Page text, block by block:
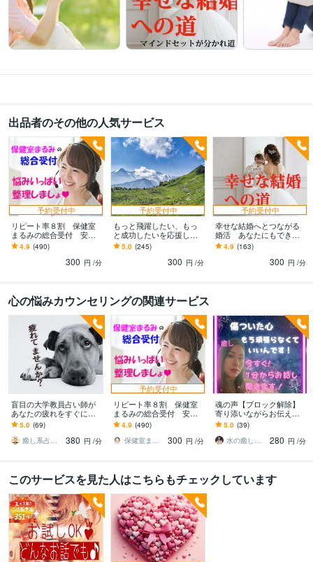
出品者のその他の人気サービス
予約受付中
リピート率８割 保健室
まるみの総合受付 安心
します どうしよう頭がグ
チャグチャ大混乱！整理
さえ出来ればもう大丈夫
4.9 (490)
300 円 /分
予約受付中
もっと飛躍したい、もっ
と成功したいを応援しま
す カウンセラーがコーチ
ングも活用。もっと幸せ
になりたい方へ。
5.0 (245)
300 円 /分
予約受付中
幸せな結婚へとつながる
婚活 あなたにもできま
す 結婚のマインドセット
を間違えていませんか？
体験からお話します
4.9 (163)
300 円 /分
心の悩みカウンセリングの関連サービス
盲目の大学教員占い師が
あなたの疲れをすぐに癒
します 公認・臨床心理士
を育てる教員が心と体と
魂の疲れに寄り添います
5.0 (69)
癒し系占い師 まるタロー
380 円 /分
予約受付中
リピート率８割 保健室
まるみの総合受付 安心
します どうしよう頭がグ
チャグチャ大混乱！整理
さえ出来ればもう大丈夫
4.9 (490)
保健室まるみ
300 円 /分
魂の声【ブロック解除】
寄り添いながらお伝えし
ます お相手の本音・潜在
意識・未来のビジョンを
リアルに読み解く
5.0 (39)
水の癒し手 魂の救済 Aqua Ray
280 円 /分
このサービスを見た人はこちらもチェックしています